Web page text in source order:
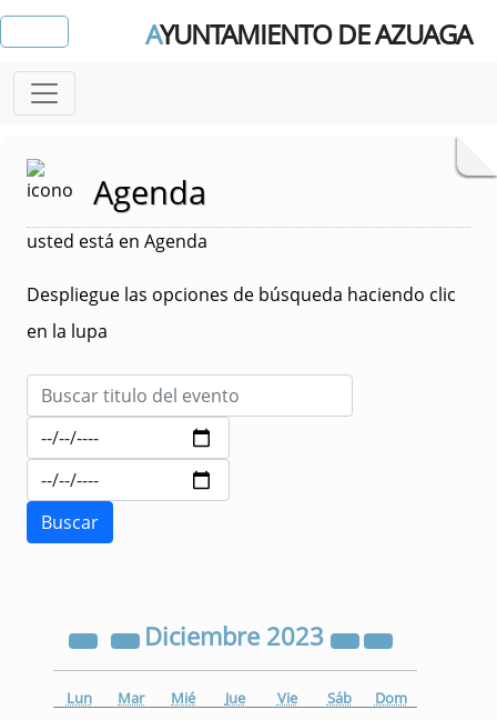
AYUNTAMIENTO DE AZUAGA
Agenda
usted está en Agenda
Despliegue las opciones de búsqueda haciendo clic
en la lupa
Diciembre 2023
Lun Mar Mié Jue Vie Sáb Dom